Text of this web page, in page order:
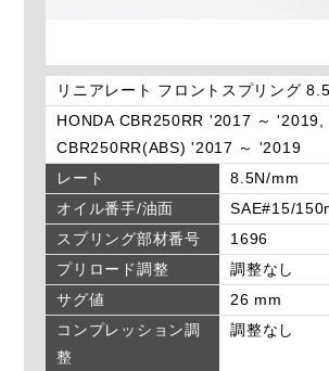
リニアレート フロントスプリング
HONDA CBR250RR '2017 ～ '2019,
CBR250RR(ABS) '2017 ～ '2019
レート
8.5N/mm
オイル番手/油面
SAE#15/
スプリング部材番号
1696
プリロード調整
調整なし
サグ値
26 mm
コンプレッション調
整
調整なし